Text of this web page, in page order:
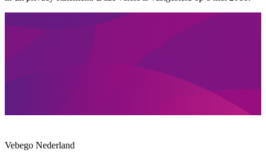
Vebego Nederland